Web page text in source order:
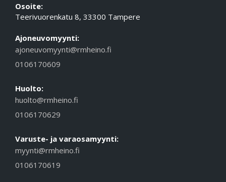
Osoite:
Teerivuorenkatu 8, 33300 Tampere
Ajoneuvomyynti:
ajoneuvomyynti@rmheino.fi
0106170609
Huolto:
huolto@rmheino.fi
0106170629
Varuste- ja varaosamyynti:
myynti@rmheino.fi
0106170619